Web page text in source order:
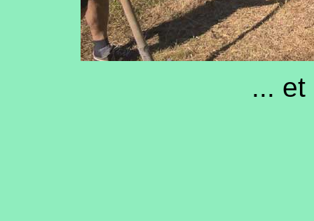
... et